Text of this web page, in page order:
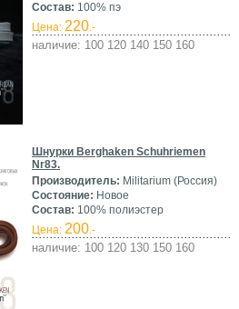
Состав: 100% пэ
Цена: 220.-
наличие: 100 120 140 150 160
Шнурки Berghaken Schuhriemen
Nr83.
Производитель: Militarium (Россия)
Состояние: Новое
Состав: 100% полиэстер
Цена: 200.-
наличие: 100 120 130 150 160